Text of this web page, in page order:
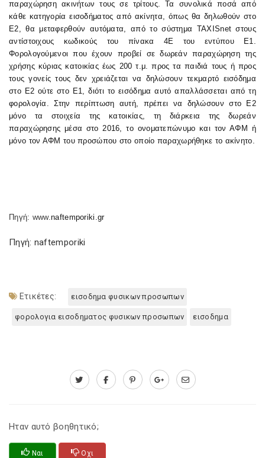
παραχώρηση ακινήτων τους σε τρίτους. Τα συνολικά ποσά από
κάθε κατηγορία εισοδήματος από ακίνητα, όπως θα δηλωθούν στο
Ε2, θα μεταφερθούν αυτόματα, από το σύστημα TAXISnet στους
αντίστοιχους κωδικούς του πίνακα 4Ε του εντύπου Ε1.
Φορολογούμενοι που έχουν προβεί σε δωρεάν παραχώρηση της
χρήσης κύριας κατοικίας έως 200 τ.μ. προς τα παιδιά τους ή προς
τους γονείς τους δεν χρειάζεται να δηλώσουν τεκμαρτό εισόδημα
στο Ε2 ούτε στο Ε1, διότι το εισόδημα αυτό απαλλάσσεται από τη
φορολογία. Στην περίπτωση αυτή, πρέπει να δηλώσουν στο Ε2
μόνο τα στοιχεία της κατοικίας, τη διάρκεια της δωρεάν
παραχώρησης μέσα στο 2016, το ονοματεπώνυμο και τον ΑΦΜ ή
μόνο τον ΑΦΜ του προσώπου στο οποίο παραχωρήθηκε το ακίνητο.
Πηγή: www.naftemporiki .gr
Πηγή: naftemporiki
Ετικέτες: εισοδημα φυσικων προσωπων
φορολογια εισοδηματος φυσικων προσωπων εισοδημα
Ηταν αυτό βοηθητικό;
Ναι Οχι